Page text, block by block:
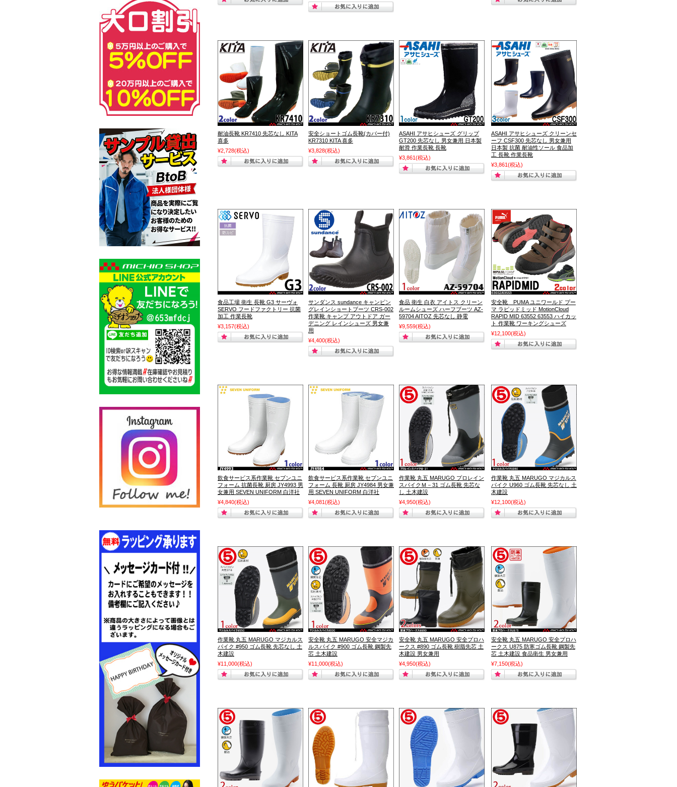
耐油長靴 KR7410 先芯なし KITA
喜多
¥2,728(税込)
安全ショートゴム長靴(カバー付)
KR7310 KITA 喜多
¥3,828(税込)
ASAHI アサヒシューズ グリップ
GT200 先芯なし 男女兼用 日本製
耐滑 作業長靴 長靴
¥3,861(税込)
ASAHI アサヒシューズ クリーンセ
ーフ CSF300 先芯なし 男女兼用
日本製 抗菌 耐油性ソール 食品加
工 長靴 作業長靴
¥3,861(税込)
食品工場 衛生 長靴 G3 サーヴォ
SERVO フードファクトリー 抗菌
加工 作業長靴
¥3,157(税込)
サンダンス sundance キャンピン
グレインショートブーツ CRS-002
作業靴 キャンプ アウトドア ガー
デニング レインシューズ 男女兼
用
¥4,400(税込)
食品 衛生 白衣 アイトス クリーン
ルームシューズ ハーフブーツ AZ-
59704 AITOZ 先芯なし 静電
¥9,559(税込)
安全靴 PUMA ユニワールド プー
マ ラピッドミッド MotionCloud
RAPID MID 63552 63553 ハイカッ
ト 作業靴 ワーキングシューズ
¥12,100(税込)
飲食サービス系作業靴 セブンユニ
フォーム 抗菌長靴 厨房 JY4993 男
女兼用 SEVEN UNIFORM 白洋社
¥4,840(税込)
飲食サービス系作業靴 セブンユニ
フォーム 長靴 厨房 JY4984 男女兼
用 SEVEN UNIFORM 白洋社
¥4,081(税込)
作業靴 丸五 MARUGO プロレイン
スパイクＭ－31 ゴム長靴 先芯な
し 土木建設
¥4,950(税込)
作業靴 丸五 MARUGO マジカルス
パイク U960 ゴム長靴 先芯なし 土
木建設
¥12,100(税込)
作業靴 丸五 MARUGO マジカルス
パイク #950 ゴム長靴 先芯なし 土
木建設
¥11,000(税込)
安全靴 丸五 MARUGO 安全マジカ
ルスパイク #900 ゴム長靴 鋼製先
芯 土木建設
¥11,000(税込)
安全靴 丸五 MARUGO 安全プロハ
ークス #890 ゴム長靴 樹脂先芯 土
木建設 男女兼用
¥4,950(税込)
安全靴 丸五 MARUGO 安全プロハ
ークス U875 防寒ゴム長靴 鋼製先
芯 土木建設 食品衛生 男女兼用
¥7,150(税込)